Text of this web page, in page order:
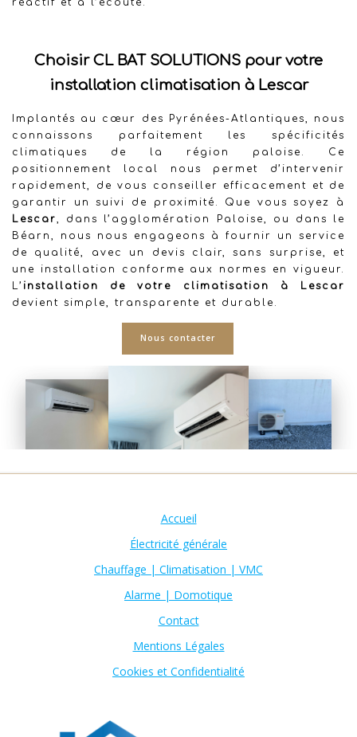
Choisir CL BAT SOLUTIONS pour votre
installation climatisation à Lescar
Implantés au cœur des Pyrénées-Atlantiques, nous
connaissons parfaitement les spécificités
climatiques de la région paloise. Ce
positionnement local nous permet d’intervenir
rapidement, de vous conseiller efficacement et de
garantir un suivi de proximité. Que vous soyez à
Lescar
, dans l’agglomération Paloise, ou dans le
Béarn, nous nous engageons à fournir un service
de qualité, avec un devis clair, sans surprise, et
une installation conforme aux normes en vigueur.
L’ installation de votre climatisation à Lescar
devient simple, transparente et durable.
Nous contacter
Accueil
Électricité générale
Chauffage | Climatisation | VMC
Alarme | Domotique
Contact
Mentions Légales
Cookies et Confidentialité